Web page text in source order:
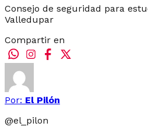
Consejo de seguridad para
Valledupar
Compartir en
Por: El Pilón
@el_pilon